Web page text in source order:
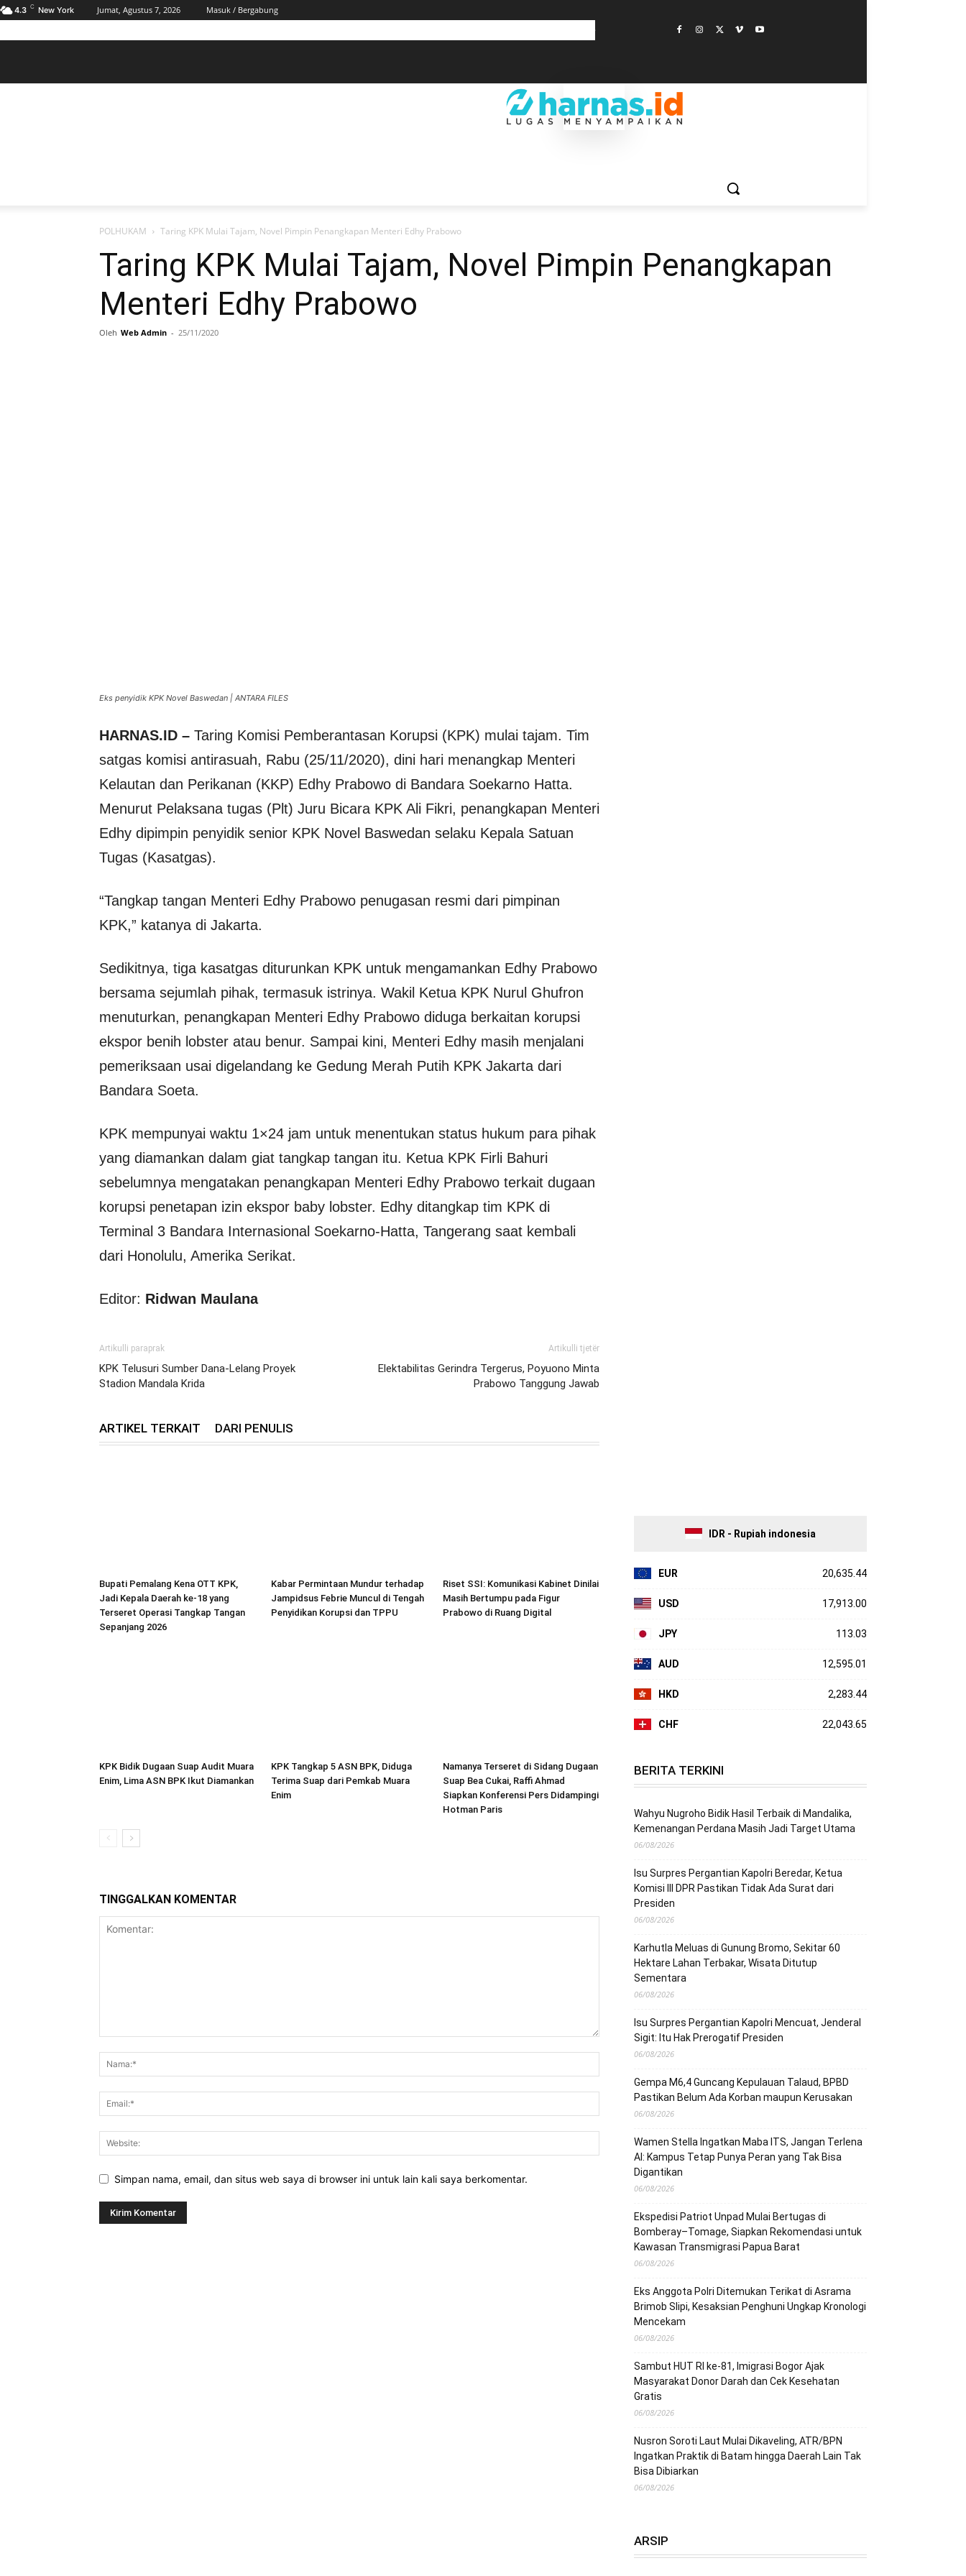
4.3 C New York Jumat, Agustus 7, 2026
Masuk / Bergabung
POLHUKAM Taring KPK Mulai Tajam, Novel Pimpin Penangkapan Menteri Edhy Prabowo
Taring KPK Mulai Tajam, Novel Pimpin Penangkapan
Menteri Edhy Prabowo
Oleh Web Admin - 25/11/2020
Eks penyidik KPK Novel Baswedan | ANTARA FILES
HARNAS.ID – Taring Komisi Pemberantasan Korupsi (KPK) mulai tajam. Tim
satgas komisi antirasuah, Rabu (25/11/2020), dini hari menangkap Menteri
Kelautan dan Perikanan (KKP) Edhy Prabowo di Bandara Soekarno Hatta.
Menurut Pelaksana tugas (Plt) Juru Bicara KPK Ali Fikri, penangkapan Menteri
Edhy dipimpin penyidik senior KPK Novel Baswedan selaku Kepala Satuan
Tugas (Kasatgas).
“Tangkap tangan Menteri Edhy Prabowo penugasan resmi dari pimpinan
KPK,” katanya di Jakarta.
Sedikitnya, tiga kasatgas diturunkan KPK untuk mengamankan Edhy Prabowo
bersama sejumlah pihak, termasuk istrinya. Wakil Ketua KPK Nurul Ghufron
menuturkan, penangkapan Menteri Edhy Prabowo diduga berkaitan korupsi
ekspor benih lobster atau benur. Sampai kini, Menteri Edhy masih menjalani
pemeriksaan usai digelandang ke Gedung Merah Putih KPK Jakarta dari
Bandara Soeta.
KPK mempunyai waktu 1×24 jam untuk menentukan status hukum para pihak
yang diamankan dalam giat tangkap tangan itu. Ketua KPK Firli Bahuri
sebelumnya mengatakan penangkapan Menteri Edhy Prabowo terkait dugaan
korupsi penetapan izin ekspor baby lobster. Edhy ditangkap tim KPK di
Terminal 3 Bandara Internasional Soekarno-Hatta, Tangerang saat kembali
dari Honolulu, Amerika Serikat.
Editor: Ridwan Maulana
Artikulli paraprak
KPK Telusuri Sumber Dana-Lelang Proyek
Stadion Mandala Krida
Artikulli tjetër
Elektabilitas Gerindra Tergerus, Poyuono Minta
Prabowo Tanggung Jawab
ARTIKEL TERKAIT DARI PENULIS
Bupati Pemalang Kena OTT KPK,
Jadi Kepala Daerah ke-18 yang
Terseret Operasi Tangkap Tangan
Sepanjang 2026
Kabar Permintaan Mundur terhadap
Jampidsus Febrie Muncul di Tengah
Penyidikan Korupsi dan TPPU
Riset SSI: Komunikasi Kabinet Dinilai
Masih Bertumpu pada Figur
Prabowo di Ruang Digital
KPK Bidik Dugaan Suap Audit Muara
Enim, Lima ASN BPK Ikut Diamankan
KPK Tangkap 5 ASN BPK, Diduga
Terima Suap dari Pemkab Muara
Enim
Namanya Terseret di Sidang Dugaan
Suap Bea Cukai, Raffi Ahmad
Siapkan Konferensi Pers Didampingi
Hotman Paris
TINGGALKAN KOMENTAR
Simpan nama, email, dan situs web saya di browser ini untuk lain kali saya berkomentar.
IDR - Rupiah indonesia
EUR 20,635.44
USD 17,913.00
JPY 113.03
AUD 12,595.01
HKD 2,283.44
CHF 22,043.65
BERITA TERKINI
Wahyu Nugroho Bidik Hasil Terbaik di Mandalika,
Kemenangan Perdana Masih Jadi Target Utama
06/08/2026
Isu Surpres Pergantian Kapolri Beredar, Ketua
Komisi III DPR Pastikan Tidak Ada Surat dari
Presiden
06/08/2026
Karhutla Meluas di Gunung Bromo, Sekitar 60
Hektare Lahan Terbakar, Wisata Ditutup
Sementara
06/08/2026
Isu Surpres Pergantian Kapolri Mencuat, Jenderal
Sigit: Itu Hak Prerogatif Presiden
06/08/2026
Gempa M6,4 Guncang Kepulauan Talaud, BPBD
Pastikan Belum Ada Korban maupun Kerusakan
06/08/2026
Wamen Stella Ingatkan Maba ITS, Jangan Terlena
AI: Kampus Tetap Punya Peran yang Tak Bisa
Digantikan
06/08/2026
Ekspedisi Patriot Unpad Mulai Bertugas di
Bomberay–Tomage, Siapkan Rekomendasi untuk
Kawasan Transmigrasi Papua Barat
06/08/2026
Eks Anggota Polri Ditemukan Terikat di Asrama
Brimob Slipi, Kesaksian Penghuni Ungkap Kronologi
Mencekam
06/08/2026
Sambut HUT RI ke-81, Imigrasi Bogor Ajak
Masyarakat Donor Darah dan Cek Kesehatan
Gratis
06/08/2026
Nusron Soroti Laut Mulai Dikaveling, ATR/BPN
Ingatkan Praktik di Batam hingga Daerah Lain Tak
Bisa Dibiarkan
06/08/2026
ARSIP